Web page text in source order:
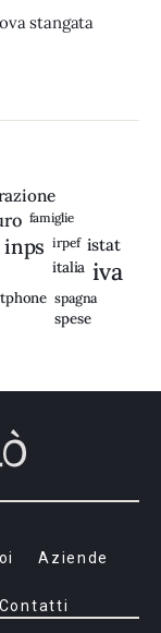
stangata
famiglie
inps irpef istat
italia iva
spagna
spese
Aziende
Contatti